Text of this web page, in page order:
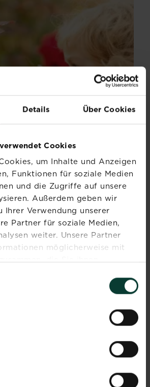
Details Über Cookies
Cookies
um Inhalte und Anzeigen
Funktionen für soziale Medien
und die Zugriffe auf unsere
Außerdem geben wir
Ihrer Verwendung unserer
Partner für soziale Medien,
weiter. Unsere Partner
möglicherweise mit
die Sie ihnen
gesammelt haben.
und riechen Sie...